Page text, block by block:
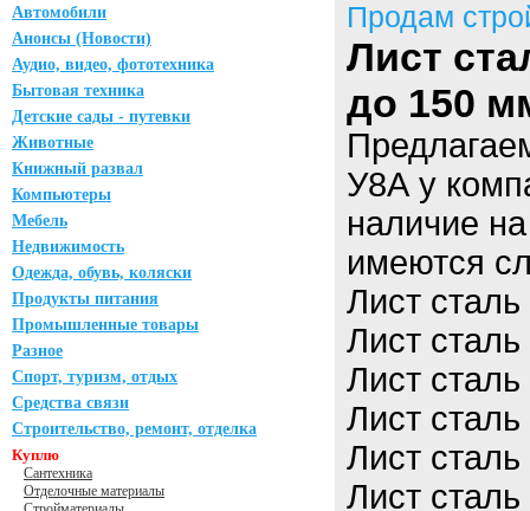
Автомобили
Анонсы (Новости)
Аудио, видео, фототехника
Бытовая техника
Детские сады - путевки
Животные
Книжный развал
Компьютеры
Мебель
Недвижимость
Одежда, обувь, коляски
Продукты питания
Промышленные товары
Разное
Спорт, туризм, отдых
Средства связи
Строительство, ремонт, отделка
Куплю
Сантехника
Отделочные материалы
Продам
Лист
до 150
У8А у
наличие
имеются
Лист
Лист
Лист
Лист
Лист
Лист